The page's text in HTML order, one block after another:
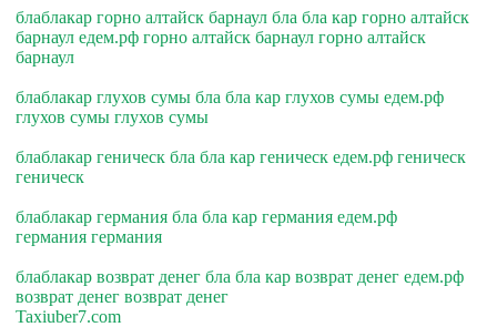
блаблакар горно алтайск барнаул бла бла кар горно алтайск
барнаул едем.рф горно алтайск барнаул горно алтайск
барнаул
блаблакар глухов сумы бла бла кар глухов сумы едем.рф
глухов сумы глухов сумы
блаблакар геническ бла бла кар геническ едем.рф геническ
геническ
блаблакар германия бла бла кар германия едем.рф
германия германия
блаблакар возврат денег бла бла кар возврат денег едем.рф
возврат денег возврат денег
Taxiuber7.com